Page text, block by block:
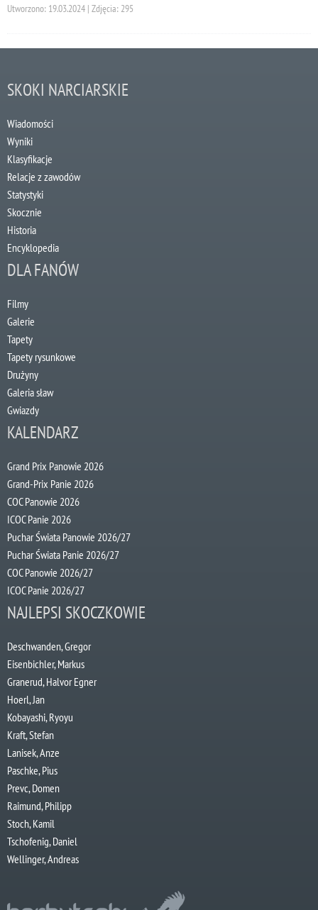
Utworzono: 19.03.2024 | Zdjęcia: 295
SKOKI NARCIARSKIE
Wiadomości
Wyniki
Klasyfikacje
Relacje z zawodów
Statystyki
Skocznie
Historia
Encyklopedia
DLA FANÓW
Filmy
Galerie
Tapety
Tapety rysunkowe
Drużyny
Galeria sław
Gwiazdy
KALENDARZ
Grand Prix Panowie 2026
Grand-Prix Panie 2026
COC Panowie 2026
ICOC Panie 2026
Puchar Świata Panowie 2026/27
Puchar Świata Panie 2026/27
COC Panowie 2026/27
ICOC Panie 2026/27
NAJLEPSI SKOCZKOWIE
Deschwanden, Gregor
Eisenbichler, Markus
Granerud, Halvor Egner
Hoerl, Jan
Kobayashi, Ryoyu
Kraft, Stefan
Lanisek, Anze
Paschke, Pius
Prevc, Domen
Raimund, Philipp
Stoch, Kamil
Tschofenig, Daniel
Wellinger, Andreas